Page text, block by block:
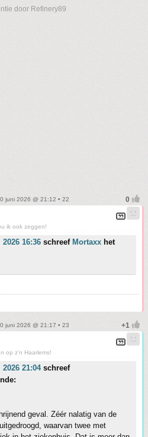
door Refinery89
juni 2026 @ 21:12 • 22
ik ook zeggen!
16:36 schreef Mortaxx het
juni 2026 @ 21:17 • 23
op z'n Haarlems!
21:04schreef
geval. Zéér nalatig van de
waarvan twee met